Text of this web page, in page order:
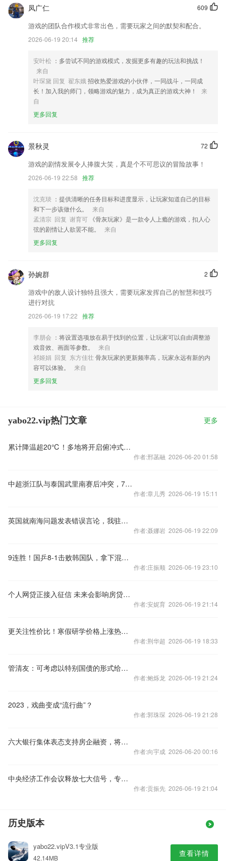
防撤回功能可设置指定的好友和群聊了,只关心想关心的人的消息
优化一键登录，让您的使用更加方便快捷；
视频全屏模式换新 操作更便捷
解决旧版本更新显示白屏
平台链接公益机构公益组织和广大用户，打造公益枢纽平台。
以上就是yabo22.vip的介绍，如果您喜欢这款软件，您可以到应用商店进
行打分评论，说出您的使用经历，以帮助我们更好的对产品进行优化修
609
凤广仁
游戏的团队合作模式非常出色，需要玩家之间的默契和配合。
2026-06-19 20:14 推荐
安叶松 ：多尝试不同的游戏模式，发掘更多有趣的玩法和挑战！
来自
叶琛黛 回复 翟东娥 招收热爱游戏的小伙伴，一同战斗，一同成
长！加入我的师门，领略游戏的魅力，成为真正的游戏大神！
来
自
更多回复
72
景秋灵
游戏的剧情发展令人捧腹大笑，真是个不可思议的冒险故事！
2026-06-19 22:58 推荐
沈克琰 ：提供清晰的任务目标和进度显示，让玩家知道自己的目标
和下一步该做什么。
来自
孟清宗 回复 谢育可 《骨灰玩家》是一款令人上瘾的游戏，扣人心
弦的剧情让人欲罢不能。
来自
更多回复
2
孙婉群
游戏中的敌人设计独特且强大，需要玩家发挥自己的智慧和技巧
进行对抗
2026-06-19 17:22 推荐
李朋会 ：将设置选项放在易于找到的位置，让玩家可以自由调整游
戏音效、画面等参数。
来自
祁姬娟 回复 东方佳壮 骨灰玩家的更新频率高，玩家永远有新的内
容可以体验。
来自
更多回复
yabo22.vip热门文章 更多
累计降温超20℃！多地将开启俯冲式降温
作者:邢菡融 2026-06-20 01:58
中超浙江队与泰国武里南赛后冲突，7人被禁赛48场
作者:章儿秀 2026-06-19 15:11
英国就南海问题发表错误言论，我驻英使馆：提出严正交涉
作者:聂娜岩 2026-06-19 22:09
9连胜！国乒8-1击败韩国队，拿下混合团体世界杯冠军
作者:庄振顺 2026-06-19 23:10
个人网贷正接入征信 未来会影响房贷么？
作者:安妮育 2026-06-19 21:14
更关注性价比！寒假研学价格上涨热度下降
作者:荆华超 2026-06-19 18:33
管清友：可考虑以特别国债的形式给老百姓发现金补贴
作者:鲍烁龙 2026-06-19 21:24
2023，戏曲变成“流行曲”？
作者:郭珠琛 2026-06-19 21:28
六大银行集体表态支持房企融资，将如何影响楼市？
作者:向宇成 2026-06-20 00:16
中央经济工作会议释放七大信号，专家火线解读
作者:贡振先 2026-06-19 21:04
历史版本
yabo22.vipV3.1专业版
42.14MB 查看详情